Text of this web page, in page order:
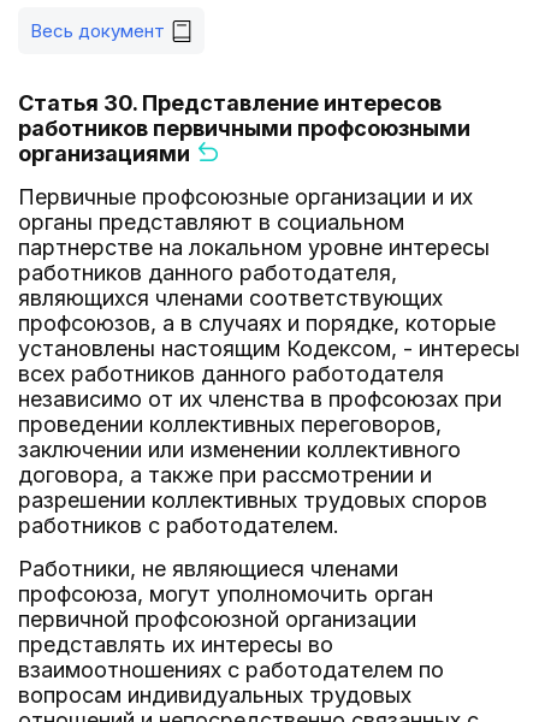
Весь документ
Статья 30. Представление интересов
работников первичными профсоюзными
организациями
Первичные профсоюзные организации и их
органы представляют в социальном
партнерстве на локальном уровне интересы
работников данного работодателя,
являющихся членами соответствующих
профсоюзов, а в случаях и порядке, которые
установлены настоящим Кодексом, - интересы
всех работников данного работодателя
независимо от их членства в профсоюзах при
проведении коллективных переговоров,
заключении или изменении коллективного
договора, а также при рассмотрении и
разрешении коллективных трудовых споров
работников с работодателем.
Работники, не являющиеся членами
профсоюза, могут уполномочить орган
первичной профсоюзной организации
представлять их интересы во
взаимоотношениях с работодателем по
вопросам индивидуальных трудовых